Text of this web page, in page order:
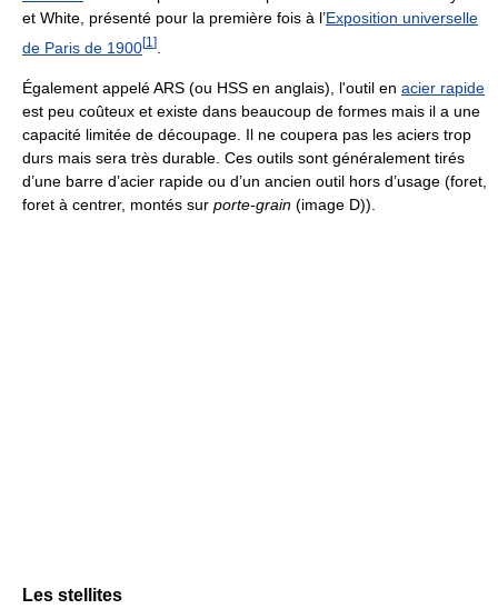
et White, présenté pour la première fois à l’Exposition universelle
de Paris de 1900[1 ]
Également appelé ARS (ou HSS en anglais), l'outil en acier rapide
est peu coûteux et existe dans beaucoup de formes mais il a une
capacité limitée de découpage. Il ne coupera pas les aciers trop
durs mais sera très durable. Ces outils sont généralement tirés
d’une barre d’acier rapide ou d’un ancien outil hors d’usage (foret,
foret à centrer, montés sur porte-grain (image D)).
Les stellites